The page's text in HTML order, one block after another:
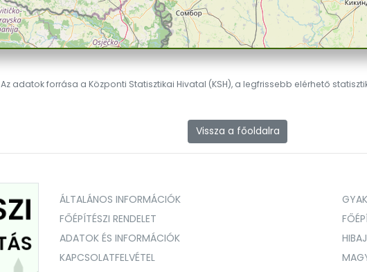
Az adatok forrása a Központi Statisztikai Hivatal (KSH), a legfrissebb elérhető
Vissza a főoldalra
ÁLTALÁNOS INFORMÁCIÓK
FŐÉPÍTÉSZI RENDELET
ADATOK ÉS INFORMÁCIÓK
KAPCSOLATFELVÉTEL